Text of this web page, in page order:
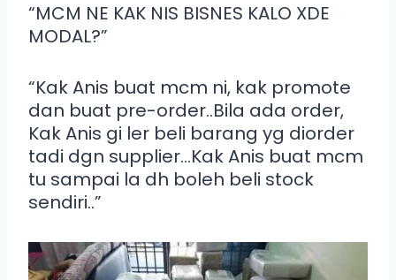
“MCM NE KAK NIS BISNES KALO XDE
MODAL?”
“Kak Anis buat mcm ni, kak promote
dan buat pre-order..Bila ada order,
Kak Anis gi ler beli barang yg diorder
tadi dgn supplier…Kak Anis buat mcm
tu sampai la dh boleh beli stock
sendiri..”